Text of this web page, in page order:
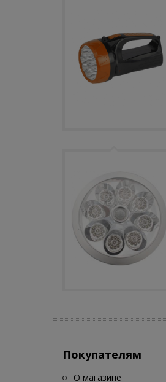
Покупателям
О магазине